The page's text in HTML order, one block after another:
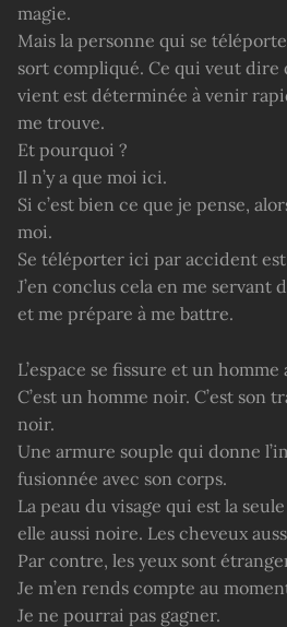
magie.
Mais la personne qui se
sort compliqué. Ce qui veut dire
vient est déterminée à venir
me trouve.
Et pourquoi ?
Il n’y a que moi ici.
Si c’est bien ce que je pense,
moi.
Se téléporter ici par accident
J’en conclus cela en me servant
et me prépare à me battre.
L’espace se fissure et un homme
C’est un homme noir. C’est son
noir.
Une armure souple qui donne
fusionnée avec son corps.
La peau du visage qui est la
elle aussi noire. Les cheveux
Par contre, les yeux sont
Je m’en rends compte au
Je ne pourrai pas gagner.